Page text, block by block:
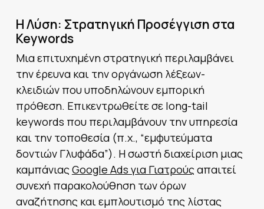
Η Λύση: Στρατηγική Προσέγγιση στα
Keywords
Μια επιτυχημένη στρατηγική περιλαμβάνει
την έρευνα και την οργάνωση λέξεων-
κλειδιών που υποδηλώνουν εμπορική
πρόθεση. Επικεντρωθείτε σε long-tail
keywords που περιλαμβάνουν την υπηρεσία
και την τοποθεσία (π.χ., “εμφυτεύματα
δοντιών Γλυφάδα”). Η σωστή διαχείριση μιας
καμπάνιαςGoogle Ads για Γιατρούςαπαιτεί
συνεχή παρακολούθηση των όρων
αναζήτησης και εμπλουτισμό της λίστας